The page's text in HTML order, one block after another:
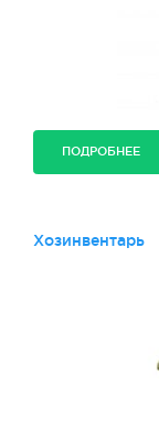
ПОДРОБНЕЕ
Хозинвентарь